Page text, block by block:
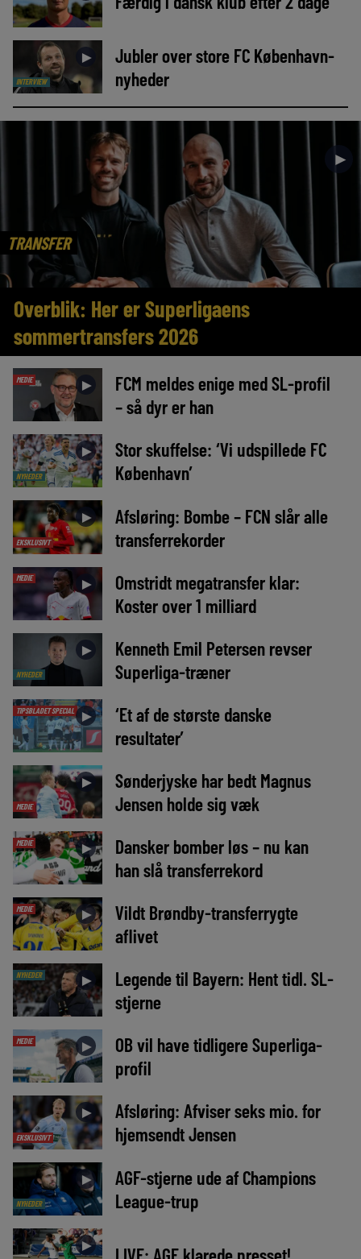
INTERVIEW
►
Jubler over store FC København-
nyheder
TRANSFER
►
Overblik: Her er Superligaens
sommertransfers 2026
MEDIE ►
FCM meldes enige med SL-profil
– så dyr er han
NYHEDER
►
Stor skuffelse: ‘Vi udspillede FC
København’
EKSKLUSIVT
►
Afsløring: Bombe – FCN slår alle
transferrekorder
MEDIE ►
Omstridt megatransfer klar:
Koster over 1 milliard
NYHEDER
►
Kenneth Emil Petersen revser
Superliga-træner
TIPSBLADET SPECIAL ►
‘Et af de største danske
resultater’
MEDIE
►
Sønderjyske har bedt Magnus
Jensen holde sig væk
MEDIE ►
Dansker bomber løs – nu kan
han slå transferrekord
MEDIE ►
Vildt Brøndby-transferrygte
aflivet
NYHEDER ►
Legende til Bayern: Hent tidl. SL-
stjerne
MEDIE ►
OB vil have tidligere Superliga-
profil
EKSKLUSIVT
►
Afsløring: Afviser seks mio. for
hjemsendt Jensen
NYHEDER
►
AGF-stjerne ude af Champions
League-trup
►